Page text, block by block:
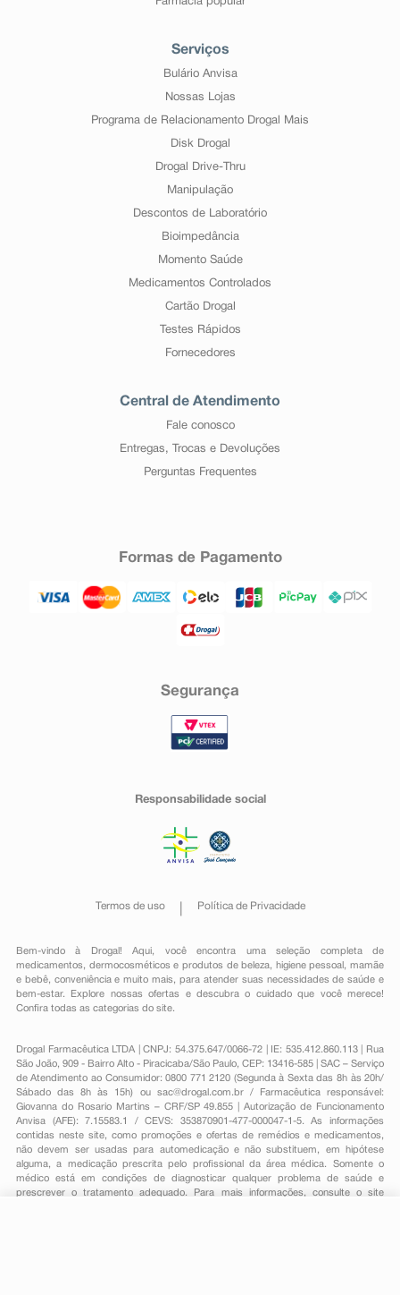
Serviços
Bulário Anvisa
Nossas Lojas
Programa de Relacionamento Drogal Mais
Disk Drogal
Drogal Drive-Thru
Manipulação
Descontos de Laboratório
Bioimpedância
Momento Saúde
Medicamentos Controlados
Cartão Drogal
Testes Rápidos
Fornecedores
Central de Atendimento
Fale conosco
Entregas, Trocas e Devoluções
Perguntas Frequentes
Formas de Pagamento
Segurança
Responsabilidade social
Termos de uso Política de Privacidade
Bem-vindo à Drogal! Aqui, você encontra uma seleção completa de
medicamentos , dermocosméticos e produtos de beleza, higiene pessoal ,mamãe
e bebê, conveniênciae muito mais, para atender suas necessidades de saúde e
bem-estar. Explore nossas ofertas e descubra o cuidado que você merece!
Confira todas as categorias do site.
Drogal Farmacêutica LTDA | CNPJ: 54.375.647/0066-72 | IE: 535.412.860.113 | Rua
São João, 909 - Bairro Alto - Piracicaba/São Paulo, CEP: 13416-585 | SAC – Serviço
de Atendimento ao Consumidor: 0800 771 2120 (Segunda à Sexta das 8h às 20h/
Sábado das 8h às 15h) ou sac@drogal.com.br/ Farmacêutica responsável:
Giovanna do Rosario Martins – CRF/SP 49.855 | Autorização de Funcionamento
Anvisa (AFE): 7.15583.1 / CEVS: 353870901-477-000047-1-5. As informações
contidas neste site, como promoções e ofertas de remédios e medicamentos,
não devem ser usadas para automedicação e não substituem, em hipótese
alguma, a medicação prescrita pelo profissional da área médica. Somente o
médico está em condições de diagnosticar qualquer problema de saúde e
prescrever o tratamento adequado. Para mais informações, consulte o site